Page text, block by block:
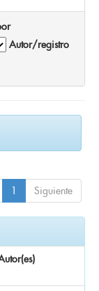
Autor/registro
1 Siguiente